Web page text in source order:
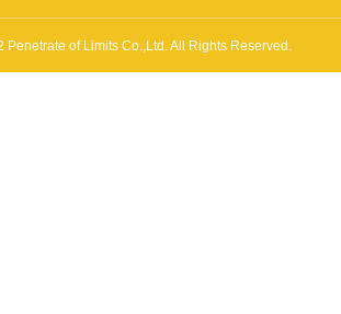
Penetrate of Limits Co.,Ltd. All Rights Reserved.